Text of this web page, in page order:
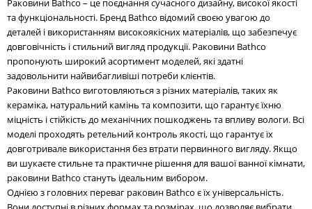
Раковини Bathco – це поєднання сучасного дизайну, високої якості
та функціональності. Бренд Bathco відомий своєю увагою до
деталей і використанням високоякісних матеріалів, що забезпечує
довговічність і стильний вигляд продукції. Раковини Bathco
пропонують широкий асортимент моделей, які здатні
задовольнити найвибагливіші потреби клієнтів.
Раковини Bathco виготовляються з різних матеріалів, таких як
кераміка, натуральний камінь та композити, що гарантує їхню
міцність і стійкість до механічних пошкоджень та впливу вологи. Всі
моделі проходять ретельний контроль якості, що гарантує їх
довготривале використання без втрати первинного вигляду. Якщо
ви шукаєте стильне та практичне рішення для вашої ванної кімнати,
раковини Bathco стануть ідеальним вибором.
Однією з головних переваг раковин Bathco є їх універсальність.